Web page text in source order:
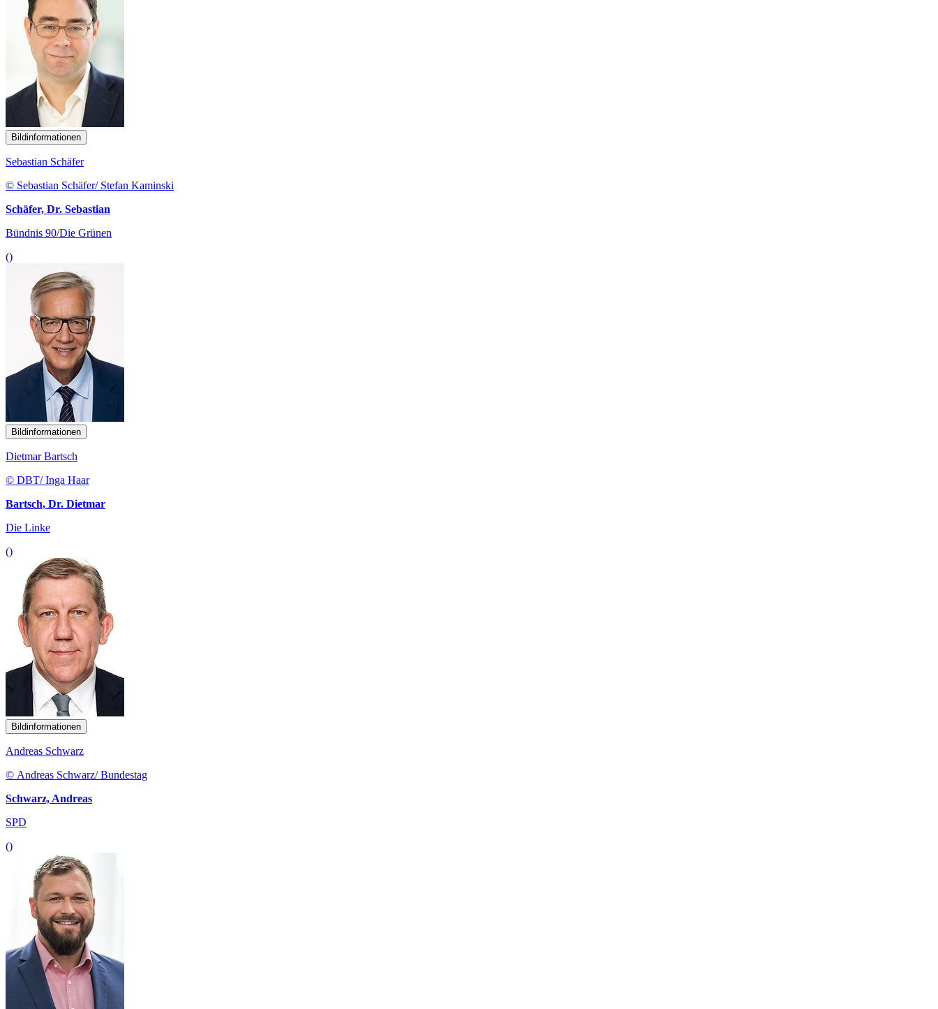
Bildinformationen
Sebastian Schäfer
© Sebastian Schäfer/ Stefan Kaminski
Schäfer, Dr. Sebastian
Bündnis 90/Die Grünen
()
Bildinformationen
Dietmar Bartsch
© DBT/ Inga Haar
Bartsch, Dr. Dietmar
Die Linke
()
Bildinformationen
Andreas Schwarz
© Andreas Schwarz/ Bundestag
Schwarz, Andreas
SPD
()